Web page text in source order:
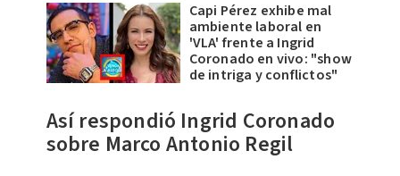
Capi Pérez exhibe mal
ambiente laboral en
'VLA' frente a Ingrid
Coronado en vivo: "show
de intriga y conflictos"
Así respondió Ingrid Coronado
sobre Marco Antonio Regil